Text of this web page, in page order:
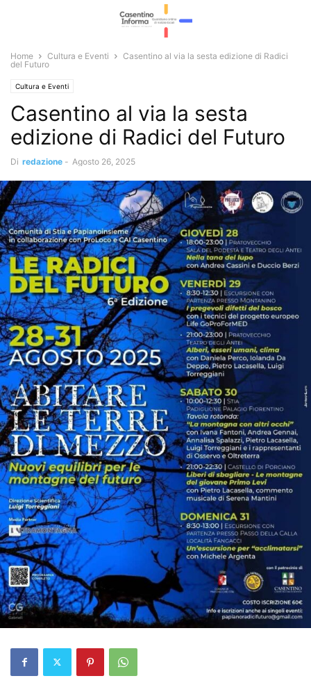
Home Cultura e Eventi
Casentino al via la sesta edizione di Radici
del Futuro
Cultura e Eventi
Casentino al via la sesta
edizione di Radici del Futuro
Di redazione - Agosto 26, 2025